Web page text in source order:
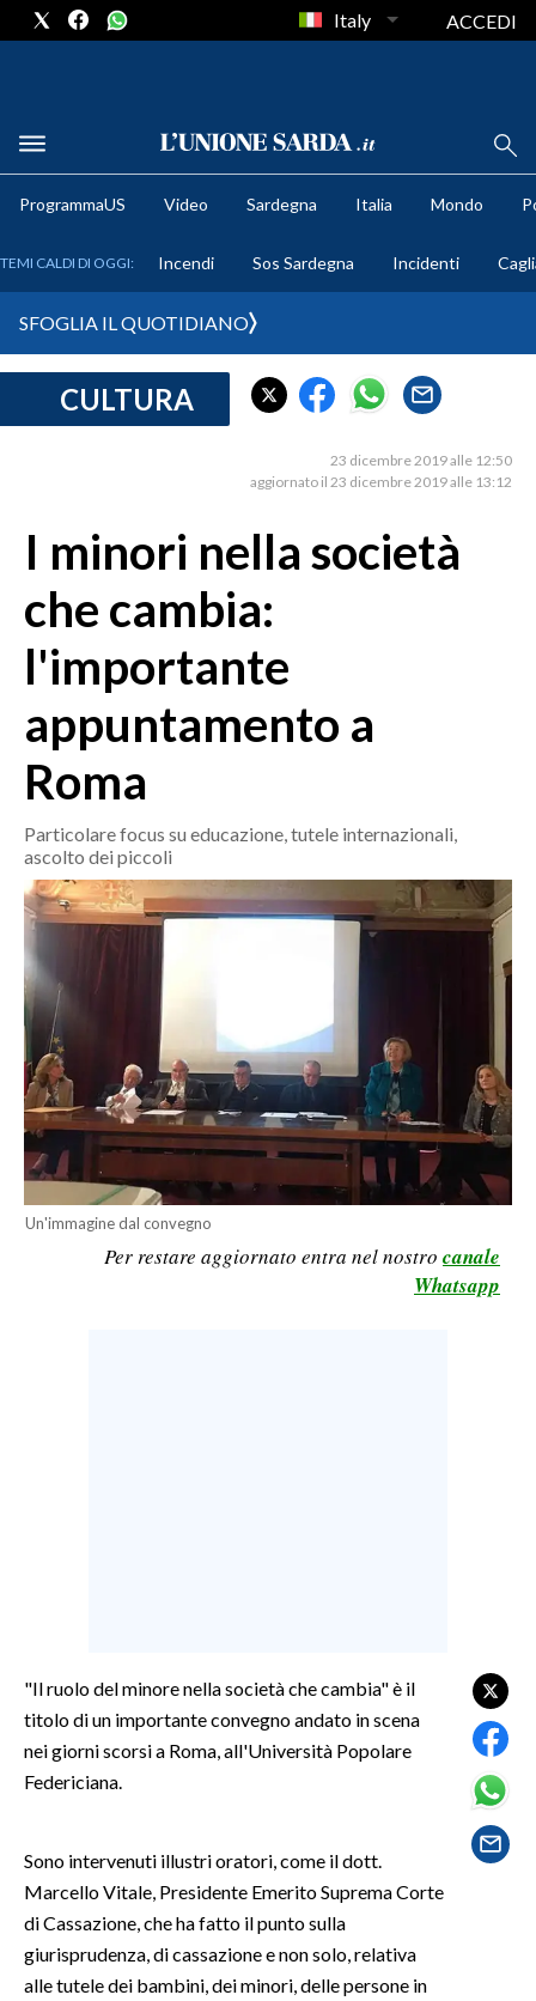
METEO
CRONACA SARDEGNA
MEDIO CAMPIDANO
SASSARI E PROVINCIA
GALLURA
NUORO E PROVINCIA
OGLIASTRA
AGENDA
ITALIA
MONDO
POLITICA
ECONOMIA
SERVIZI ALLE IMPRESE
LAVORO
BANDI
SPORT IN SARDEGNA
GOSSIP
SALUTE
SARDI NEL MONDO
NOTIZIE
EVENTI
Italy ACCEDI
ProgrammaUS Video Sardegna Italia Mondo
TEMI CALDI DI OGGI: Incendi Sos Sardegna Incidenti
SFOGLIA IL QUOTIDIANO
CULTURA
23 dicembre 2019 alle 12:50
aggiornato il 23 dicembre 2019 alle 13:12
I minori nella società
che cambia:
l'importante
appuntamento a
Roma
Particolare focus su educazione, tutele internazionali,
ascolto dei piccoli
Un'immagine dal convegno
Per restare aggiornato entra nel nostro canale
Whatsapp
"Il ruolo del minore nella società che cambia" è il
titolo di un importante convegno andato in scena
nei giorni scorsi a Roma, all'Università Popolare
Federiciana.
Sono intervenuti illustri oratori, come il dott.
Marcello Vitale, Presidente Emerito Suprema Corte
di Cassazione, che ha fatto il punto sulla
giurisprudenza, di cassazione e non solo, relativa
alle tutele dei bambini, dei minori, delle persone in